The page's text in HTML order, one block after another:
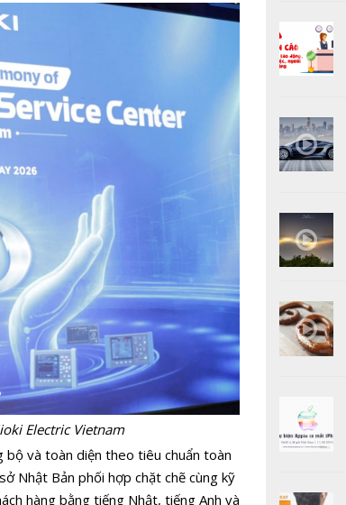
Electric Vietnam
và toàn diện theo tiêu chuẩn toàn
Nhật Bản phối hợp chặt chẽ cùng kỹ
hàng bằng tiếng Nhật, tiếng Anh và